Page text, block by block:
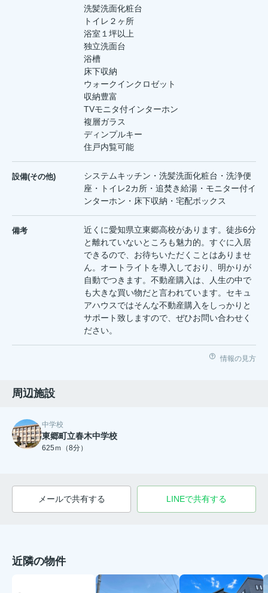
洗髪洗面化粧台
トイレ２ヶ所
浴室１坪以上
独立洗面台
浴槽
床下収納
ウォークインクロゼット
収納豊富
TVモニタ付インターホン
複層ガラス
ディンプルキー
住戸内覧可能
設備(その他)
システムキッチン・洗髪洗面化粧台・洗浄便
座・トイレ2カ所・追焚き給湯・モニター付イ
ンターホン・床下収納・宅配ボックス
備考
近くに愛知県立東郷高校があります。徒歩6分
と離れていないところも魅力的。すぐに入居
できるので、お待ちいただくことはありませ
ん。オートライトを導入しており、明かりが
自動でつきます。不動産購入は、人生の中で
も大きな買い物だと言われています。セキュ
アハウスではそんな不動産購入をしっかりと
サポート致しますので、ぜひお問い合わせく
ださい。
情報の見方
周辺施設
中学校
東郷町立春木中学校
625ｍ（8分）
メールで共有する LINEで共有する
近隣の物件